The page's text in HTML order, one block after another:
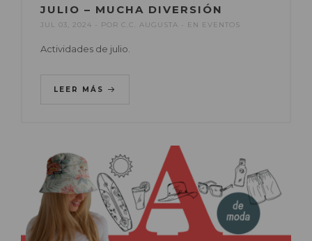
JULIO – MUCHA DIVERSIÓN
JUL 03, 2024 POR C.C. AUGUSTA EN EVENTOS
Actividades de julio.
LEER MÁS